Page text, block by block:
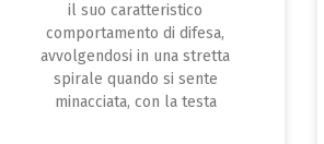
il suo caratteristico
comportamento di difesa,
avvolgendosi in una stretta
spirale quando si sente
minacciata, con la testa